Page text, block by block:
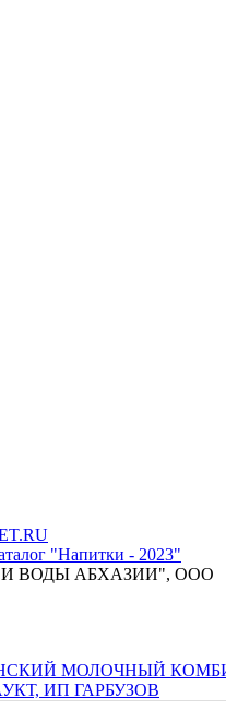
"Напитки - 2023"
ВОДЫ АБХАЗИИ", ООО